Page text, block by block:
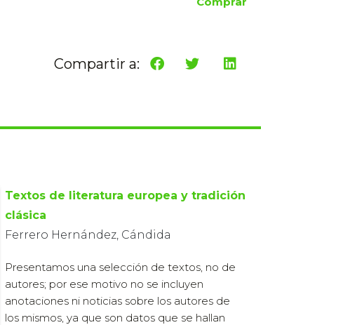
Compartir a:
Textos de literatura europea y tradición
clásica
Ferrero Hernández, Cándida
Presentamos una selección de textos, no de
autores; por ese motivo no se incluyen
anotaciones ni noticias sobre los autores de
los mismos, ya que son datos que se hallan